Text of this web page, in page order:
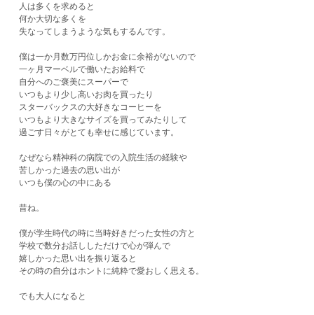
人は多くを求めると
何か大切な多くを
失なってしまうような気もするんです。
僕は一か月数万円位しかお金に余裕がないので
一ヶ月マーベルで働いたお給料で
自分へのご褒美にスーパーで
いつもより少し高いお肉を買ったり
スターバックスの大好きなコーヒーを
いつもより大きなサイズを買ってみたりして
過ごす日々がとても幸せに感じています。
なぜなら精神科の病院での入院生活の経験や
苦しかった過去の思い出が
いつも僕の心の中にある
昔ね。
僕が学生時代の時に当時好きだった女性の方と
学校で数分お話ししただけで心が弾んで
嬉しかった思い出を振り返ると
その時の自分はホントに純粋で愛おしく思える。
でも大人になると